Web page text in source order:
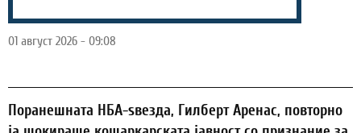
01 август 2026 - 09:08
Поранешната НБА-ѕвезда, Гилберт Аренас, повторно